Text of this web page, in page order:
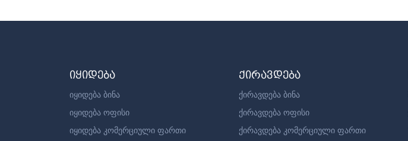
იყიდება
იყიდება ბინა
იყიდება ოფისი
იყიდება კომერციული ფართი
ქირავდება
ქირავდება ბინა
ქირავდება ოფისი
ქირავდება კომერციული ფართი